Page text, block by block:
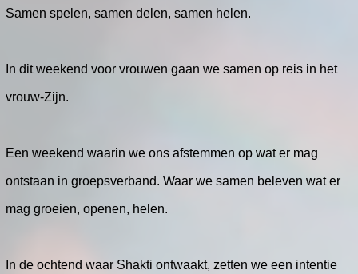
Samen spelen, samen delen, samen helen.
In dit weekend voor vrouwen gaan we samen op reis in het
vrouw-Zijn.
Een weekend waarin we ons afstemmen op wat er mag
ontstaan in groepsverband. Waar we samen beleven wat er
mag groeien, openen, helen.
In de ochtend waar Shakti ontwaakt, zetten we een intentie